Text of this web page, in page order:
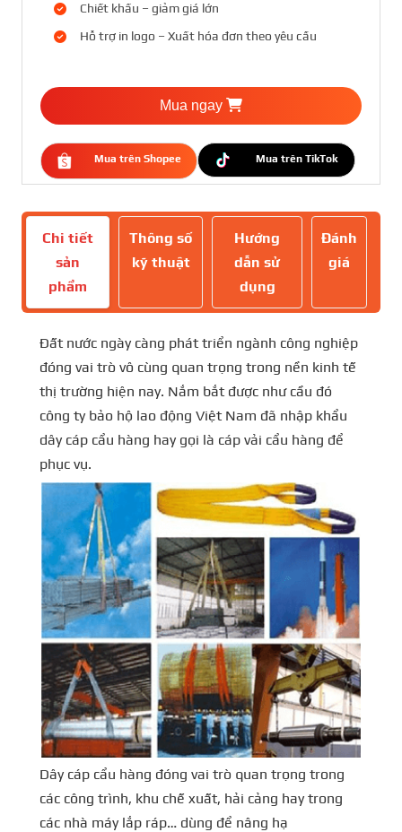
Chiết khấu – giảm giá lớn
Hỗ trợ in logo – Xuất hóa đơn theo yêu cầu
Mua ngay
Mua trên Shopee Mua trên TikTok
Chi tiết
sản
phẩm
Thông số
kỹ thuật
Hướng
dẫn sử
dụng
Đánh
giá
Đất nước ngày càng phát triển ngành công nghiệp
đóng vai trò vô cùng quan trọng trong nền kinh tế
thị trường hiện nay. Nắm bắt được như cầu đó
công ty bảo hộ lao động Việt Nam đã nhập khẩu
dây cáp cẩu hàng hay gọi là cáp vải cẩu hàng để
phục vụ.
Dây cáp cẩu hàng đóng vai trò quan trọng trong
các công trình, khu chế xuất, hải cảng hay trong
các nhà máy lắp ráp… dùng để nâng hạ